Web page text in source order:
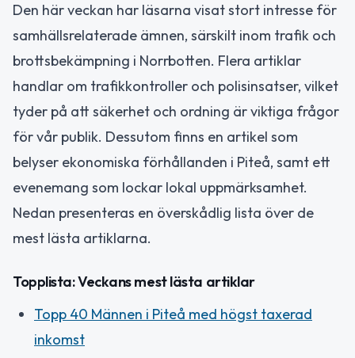
Den här veckan har läsarna visat stort intresse för
samhällsrelaterade ämnen, särskilt inom trafik och
brottsbekämpning i Norrbotten. Flera artiklar
handlar om trafikkontroller och polisinsatser, vilket
tyder på att säkerhet och ordning är viktiga frågor
för vår publik. Dessutom finns en artikel som
belyser ekonomiska förhållanden i Piteå, samt ett
evenemang som lockar lokal uppmärksamhet.
Nedan presenteras en överskådlig lista över de
mest lästa artiklarna.
Topplista: Veckans mest lästa artiklar
Topp 40 Männen i Piteå med högst taxerad
inkomst